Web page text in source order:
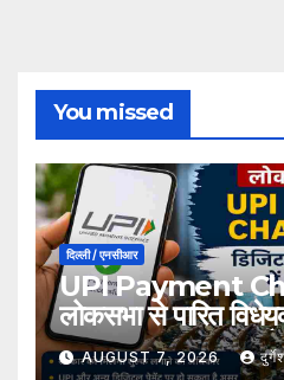
You missed
दिल्ली / एनसीआर
UPI Payment
लोकसभा से पारित
भुगतान पर लग सकता
AUGUST 7, 2026